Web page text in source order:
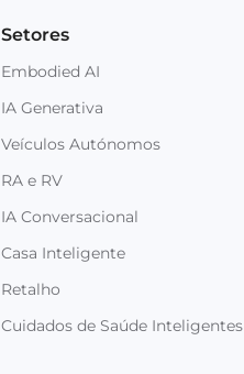
Setores
Embodied AI
IA Generativa
Veículos Autónomos
RA e RV
IA Conversacional
Casa Inteligente
Retalho
Cuidados de Saúde Inteligentes